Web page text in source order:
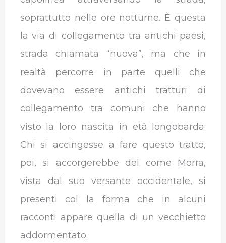
soprattutto nelle ore notturne. È questa
la via di collegamento tra antichi paesi,
strada chiamata “nuova”, ma che in
realtà percorre in parte quelli che
dovevano essere antichi tratturi di
collegamento tra comuni che hanno
visto la loro nascita in età longobarda.
Chi si accingesse a fare questo tratto,
poi, si accorgerebbe del come Morra,
vista dal suo versante occidentale, si
presenti col la forma che in alcuni
racconti appare quella di un vecchietto
addormentato.